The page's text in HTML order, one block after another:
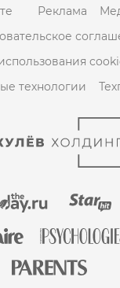
Реклама
технологии